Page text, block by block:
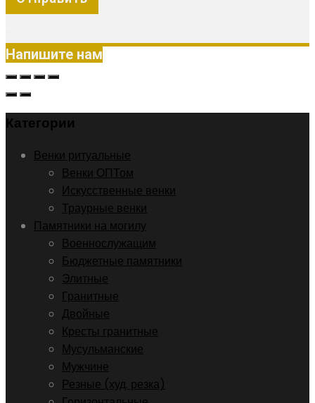
Напишите нам
Категории
Венки ритуальные
Венки ОПТом
Искусственные венки
Траурные венки
Памятники на могилу
Военнослужащим
Бюджетные памятники
Элитные
Гранитные
Двойные
Кресты гранитные
Мусульманские
Мужчине
Резные (худ. резка)